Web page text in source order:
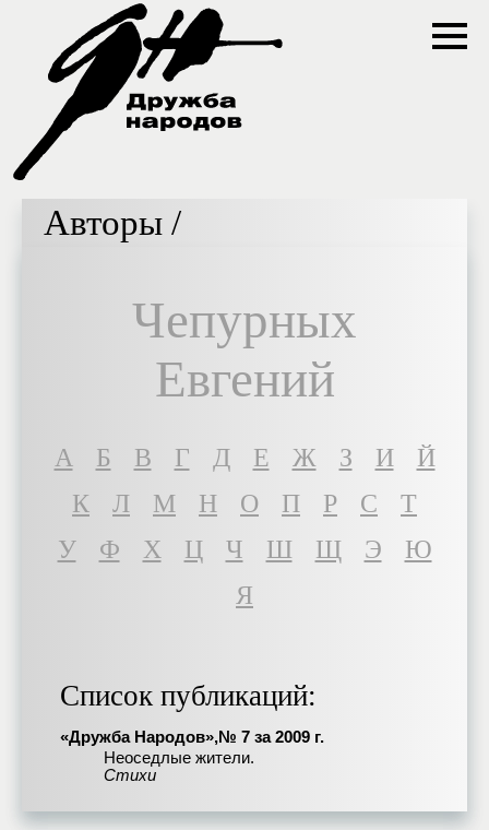
Авторы /
Чепурных
Евгений
A Б В Г Д Е Ж З И
Й
К
Л М Н О П Р С
Т
У
Ф Х Ц Ч Ш Щ Э
Ю
Я
Список публикаций:
«Дружба Народов»,№ 7 за 2009 г.
Неоседлые жители.
Стихи